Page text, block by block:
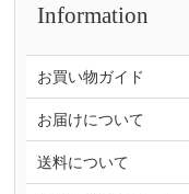
Information
お買い物ガイド
お届けについて
送料について